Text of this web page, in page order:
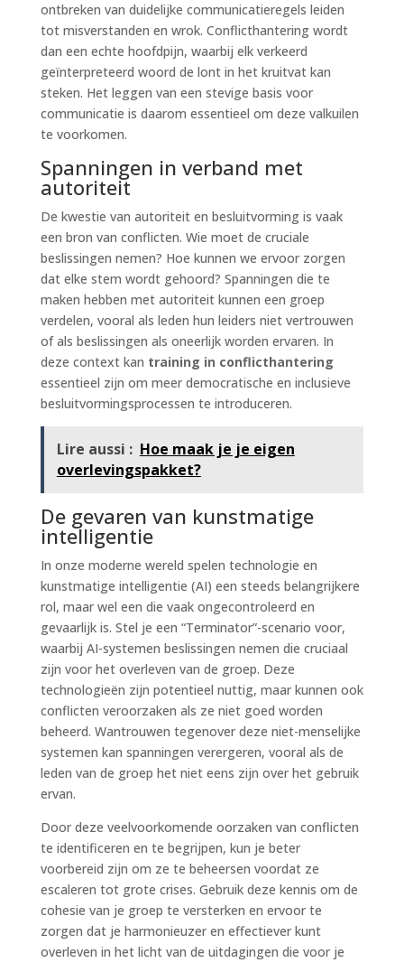
ontbreken van duidelijke communicatieregels leiden
tot misverstanden en wrok. Conflicthantering wordt
dan een echte hoofdpijn, waarbij elk verkeerd
geïnterpreteerd woord de lont in het kruitvat kan
steken. Het leggen van een stevige basis voor
communicatie is daarom essentieel om deze valkuilen
te voorkomen.
Spanningen in verband met
autoriteit
De kwestie van autoriteit en besluitvorming is vaak
een bron van conflicten. Wie moet de cruciale
beslissingen nemen? Hoe kunnen we ervoor zorgen
dat elke stem wordt gehoord? Spanningen die te
maken hebben met autoriteit kunnen een groep
verdelen, vooral als leden hun leiders niet vertrouwen
of als beslissingen als oneerlijk worden ervaren. In
deze context kan training in conflicthantering
essentieel zijn om meer democratische en inclusieve
besluitvormingsprocessen te introduceren.
Lire aussi : Hoe maak je je eigen
overlevingspakket?
De gevaren van kunstmatige
intelligentie
In onze moderne wereld spelen technologie en
kunstmatige intelligentie (AI) een steeds belangrijkere
rol, maar wel een die vaak ongecontroleerd en
gevaarlijk is. Stel je een “Terminator”-scenario voor,
waarbij AI-systemen beslissingen nemen die cruciaal
zijn voor het overleven van de groep. Deze
technologieën zijn potentieel nuttig, maar kunnen ook
conflicten veroorzaken als ze niet goed worden
beheerd. Wantrouwen tegenover deze niet-menselijke
systemen kan spanningen verergeren, vooral als de
leden van de groep het niet eens zijn over het gebruik
ervan.
Door deze veelvoorkomende oorzaken van conflicten
te identificeren en te begrijpen, kun je beter
voorbereid zijn om ze te beheersen voordat ze
escaleren tot grote crises. Gebruik deze kennis om de
cohesie van je groep te versterken en ervoor te
zorgen dat je harmonieuzer en effectiever kunt
overleven in het licht van de uitdagingen die voor je